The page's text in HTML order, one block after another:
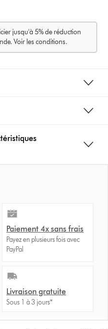
jusqu'à 5% de réduction
Voir les conditions.
Paiement 4x sans frais
Payez en plusieurs fois avec
PayPal
Livraison gratuite
Sous 1 à 3 jours*